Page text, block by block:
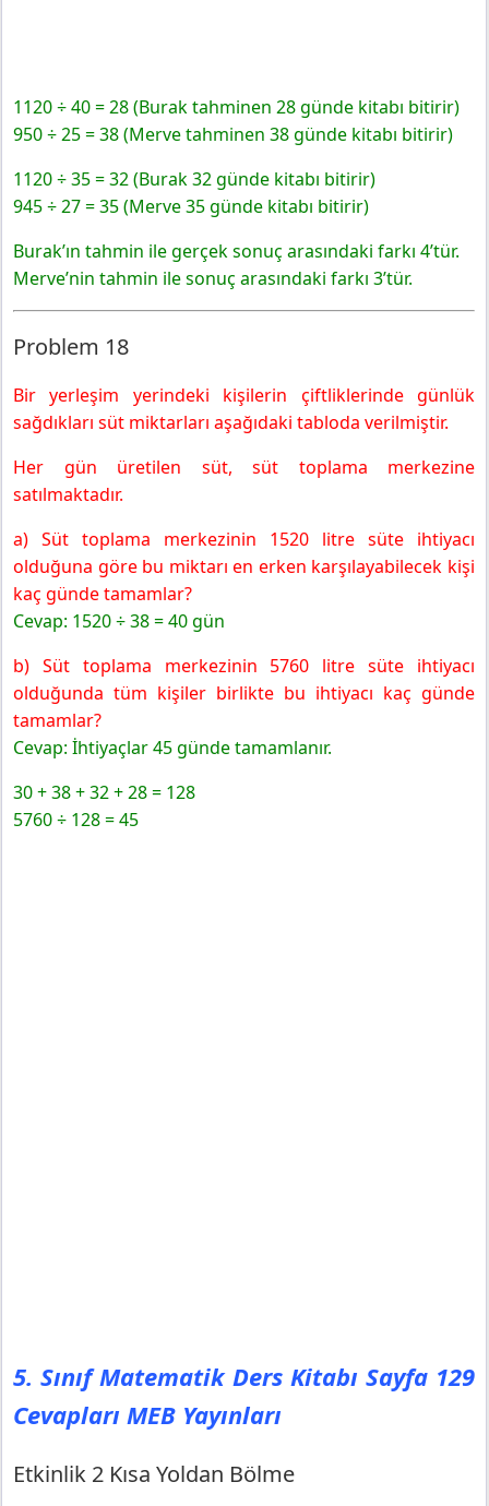
1120 ÷ 40 = 28 (Burak tahminen 28 günde kitabı bitirir)
950 ÷ 25 = 38 (Merve tahminen 38 günde kitabı bitirir)
1120 ÷ 35 = 32 (Burak 32 günde kitabı bitirir)
945 ÷ 27 = 35 (Merve 35 günde kitabı bitirir)
Burak’ın tahmin ile gerçek sonuç arasındaki farkı 4’tür.
Merve’nin tahmin ile sonuç arasındaki farkı 3’tür.
Problem 18
Bir yerleşim yerindeki kişilerin çiftliklerinde günlük
sağdıkları süt miktarları aşağıdaki tabloda verilmiştir.
Her gün üretilen süt, süt toplama merkezine
satılmaktadır.
a) Süt toplama merkezinin 1520 litre süte ihtiyacı
olduğuna göre bu miktarı en erken karşılayabilecek kişi
kaç günde tamamlar?
Cevap: 1520 ÷ 38 = 40 gün
b) Süt toplama merkezinin 5760 litre süte ihtiyacı
olduğunda tüm kişiler birlikte bu ihtiyacı kaç günde
tamamlar?
Cevap: İhtiyaçlar 45 günde tamamlanır.
30 + 38 + 32 + 28 = 128
5760 ÷ 128 = 45
5. Sınıf Matematik Ders Kitabı Sayfa 129
Cevapları MEB Yayınları
Etkinlik 2 Kısa Yoldan Bölme